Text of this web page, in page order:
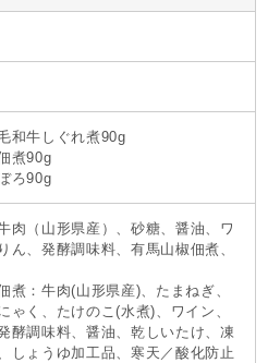
和牛しぐれ煮90g
煮90g
ろ90g
肉（山形県産）、砂糖、醤油、ワ
ん、発酵調味料、有馬山椒佃煮、
煮：牛肉(山形県産)、たまねぎ、
ゃく、たけのこ(水煮)、ワイン、
酵調味料、醤油、乾しいたけ、凍
しょうゆ加工品、寒天／酸化防止